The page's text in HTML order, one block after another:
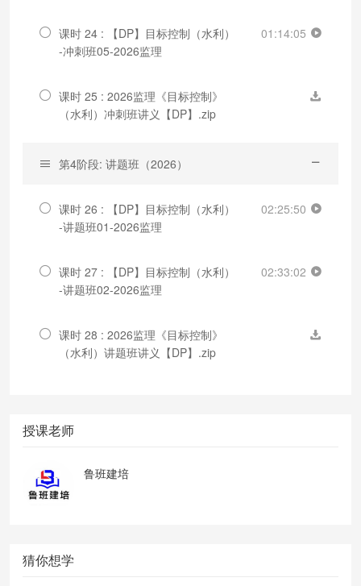
课时 24 : 【DP】目标控制（水利）
-冲刺班05-2026监理
01:14:05
课时 25 : 2026监理《目标控制》
（水利）冲刺班讲义【DP】.zip
第4阶段: 讲题班（2026）
课时 26 : 【DP】目标控制（水利）
-讲题班01-2026监理
02:25:50
课时 27 : 【DP】目标控制（水利）
-讲题班02-2026监理
02:33:02
课时 28 : 2026监理《目标控制》
（水利）讲题班讲义【DP】.zip
授课老师
鲁班建培
猜你想学